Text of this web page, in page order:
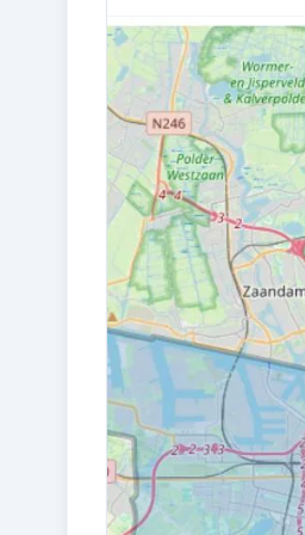
2006
VERWARMING
Cv-ketel
Kadastraal en
EIGENDOMSSITUATIE
Volle eigendom
VVE
Ja